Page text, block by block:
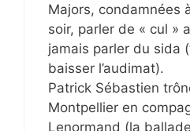
Majors, condamnées
soir, parler de « cul »
jamais parler du sida
baisser l’audimat).
Patrick Sébastien
Montpellier en
Lenormand (la